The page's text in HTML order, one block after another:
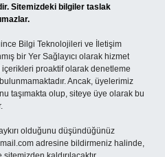
Sitemizdeki bilgiler taslak
Bilgi Teknolojileri ve İletişim
bir Yer Sağlayıcı olarak hizmet
proaktif olarak denetleme
Ancak, üyelerimiz
taşımakta olup, siteye üye olarak bu
olduğunu düşündüğünüz
adresine bildirmeniz halinde,